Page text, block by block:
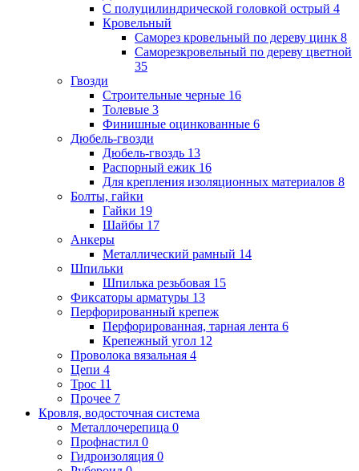
С полуцилиндрической головкой острый 4
Кровельный
Саморез кровельный по дереву цинк 8
Саморезкровельный по дереву цветной
35
Гвозди
Строительные черные 16
Толевые 3
Финишные оцинкованные 6
Дюбель-гвозди
Дюбель-гвоздь 13
Распорный ежик 16
Для крепления изоляционных материалов 8
Болты, гайки
Гайки 19
Шайбы 17
Анкеры
Металлический рамный 14
Шпильки
Шпилька резьбовая 15
Фиксаторы арматуры 13
Перфорированный крепеж
Перфорированная, тарная лента 6
Крепежный угол 12
Проволока вязальная 4
Цепи 4
Трос 11
Прочее 7
Кровля, водосточная система
Металлочерепица 0
Профнастил 0
Гидроизоляция 0